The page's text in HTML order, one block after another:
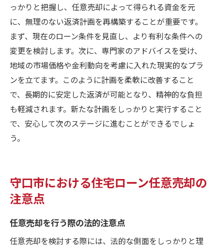
っかりと把握し、任意売却によって得られる資金を元
に、無理のない返済計画を再構築することが重要です。
まず、現在のローン条件を見直し、より有利な条件への
変更を検討します。次に、専門家のアドバイスを受け、
地域の市場価格や金利動向を考慮に入れた現実的なプラ
ンを立てます。このように計画を柔軟に改善すること
で、長期的に安定した返済が可能となり、精神的な負担
も軽減されます。新たな計画をしっかりと実行すること
で、安心して次のステージに進むことができるでしょ
う。
守口市における住宅ローン任意売却の
注意点
任意売却を行う際の法的注意点
任意売却を検討する際には、法的な側面をしっかりと理